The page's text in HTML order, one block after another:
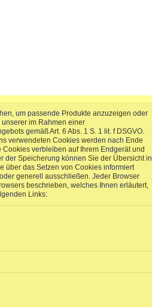
um passende Produkte anzuzeigen oder
im Rahmen einer
gemäß Art. 6 Abs. 1 S. 1 lit. f DSGVO.
verwendeten Cookies werden nach Ende
verbleiben auf Ihrem Endgerät und
der Speicherung können Sie der Übersicht in
über das Setzen von Cookies informiert
generell ausschließen. Jeder Browser
beschrieben, welches Ihnen erläutert,
Links: